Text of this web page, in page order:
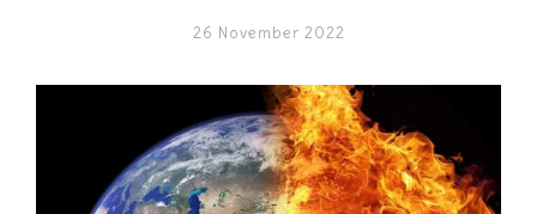
26 November 2022